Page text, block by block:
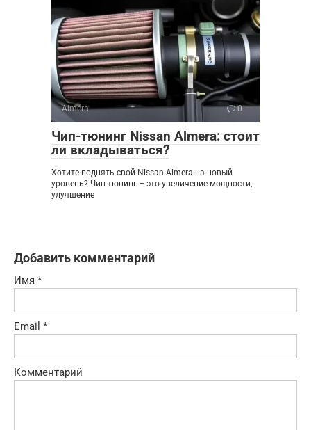
Almera 0
Чип-тюнинг Nissan Almera: стоит
ли вкладываться?
Хотите поднять свой Nissan Almera на новый
уровень? Чип-тюнинг – это увеличение мощности,
улучшение
Добавить комментарий
Имя *
Email *
Комментарий